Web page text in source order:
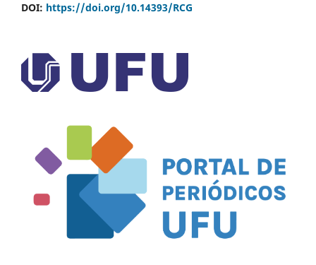
DOI: https://doi.org/10.14393/RCG